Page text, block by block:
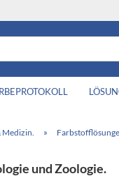
Medizin. »
und Zoologie.